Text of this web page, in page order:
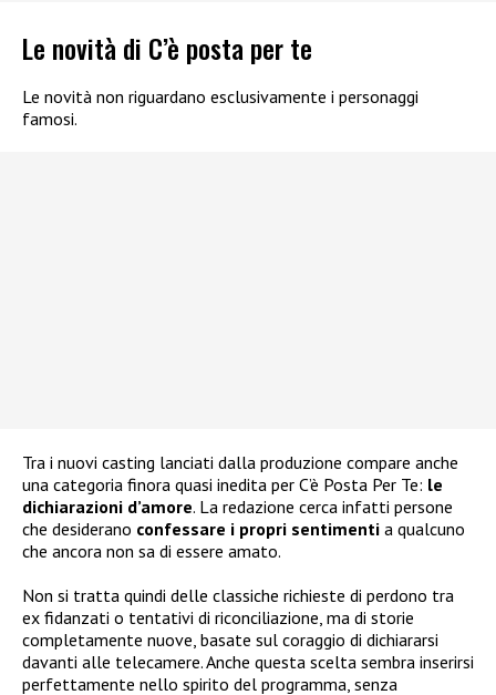
Le novità di C’è posta per te
Le novità non riguardano esclusivamente i personaggi
famosi.
Tra i nuovi casting lanciati dalla produzione compare anche
una categoria finora quasi inedita per C’è Posta Per Te: le
dichiarazioni d’amore. La redazione cerca infatti persone
che desiderano confessare i propri sentimenti a qualcuno
che ancora non sa di essere amato.
Non si tratta quindi delle classiche richieste di perdono tra
ex fidanzati o tentativi di riconciliazione, ma di storie
completamente nuove, basate sul coraggio di dichiararsi
davanti alle telecamere. Anche questa scelta sembra inserirsi
perfettamente nello spirito del programma, senza